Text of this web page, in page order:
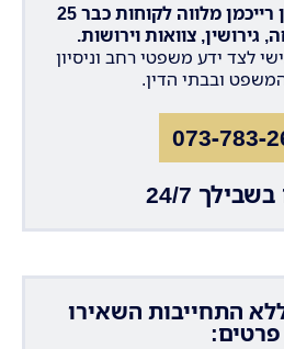
פירמת עורכי הדין רן רייכמן מלווה לקוחות כבר 25
גירושין, צוואות וירושות.
לצד ידע משפטי רחב וניסיון
ובבתי הדין.
073-783-
24/7
התחייבות השאירו
פרטים: